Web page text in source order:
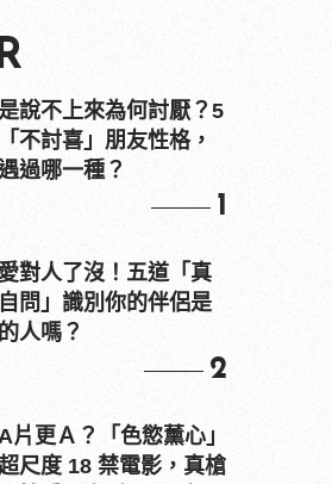
說不上來為何討厭？5
不討喜」朋友性格，
過哪一種？
1
對人了沒！五道「真
問」識別你的伴侶是
人嗎？
2
片更Ａ？「色慾薰心」
尺度 18 禁電影，真槍